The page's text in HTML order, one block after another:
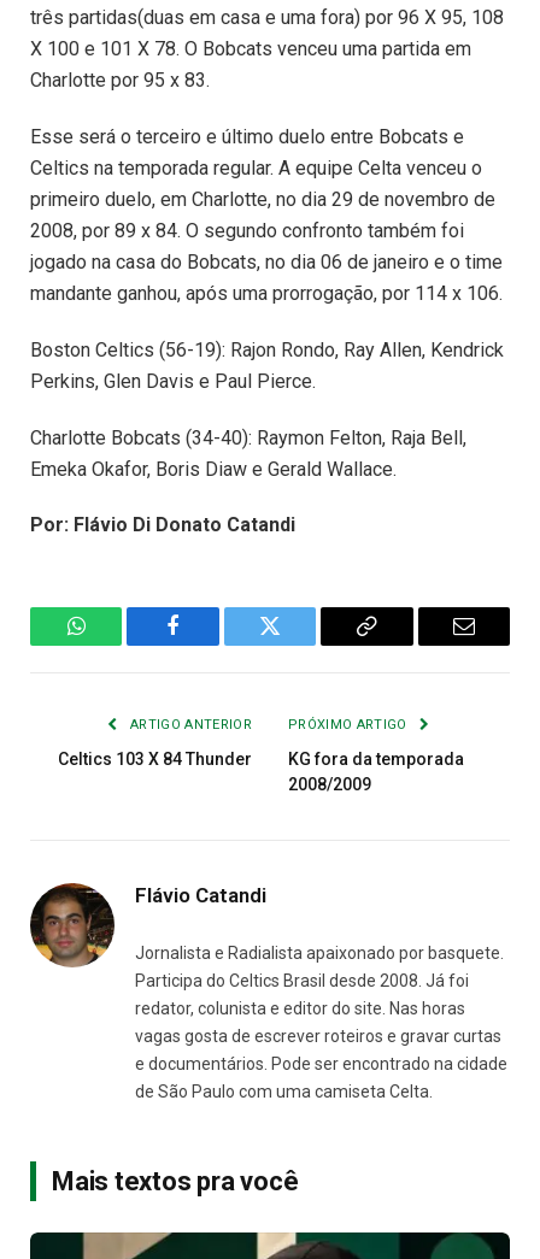
três partidas(duas em casa e uma fora) por 96 X 95, 108
X 100 e 101 X 78. O Bobcats venceu uma partida em
Charlotte por 95 x 83.
Esse será o terceiro e último duelo entre Bobcats e
Celtics na temporada regular. A equipe Celta venceu o
primeiro duelo, em Charlotte, no dia 29 de novembro de
2008, por 89 x 84. O segundo confronto também foi
jogado na casa do Bobcats, no dia 06 de janeiro e o time
mandante ganhou, após uma prorrogação, por 114 x 106.
Boston Celtics (56-19): Rajon Rondo, Ray Allen, Kendrick
Perkins, Glen Davis e Paul Pierce.
Charlotte Bobcats (34-40): Raymon Felton, Raja Bell,
Emeka Okafor, Boris Diaw e Gerald Wallace.
Por: Flávio Di Donato Catandi
WhatsAppFacebook Twitter
Copiar
E-
ARTIGO ANTERIOR
Celtics 103 X 84 Thunder
PRÓXIMO ARTIGO
KG fora da temporada
2008/2009
Flávio Catandi
Jornalista e Radialista apaixonado por basquete.
Participa do Celtics Brasil desde 2008. Já foi
redator, colunista e editor do site. Nas horas
vagas gosta de escrever roteiros e gravar curtas
e documentários. Pode ser encontrado na cidade
de São Paulo com uma camiseta Celta.
Mais textos pra você